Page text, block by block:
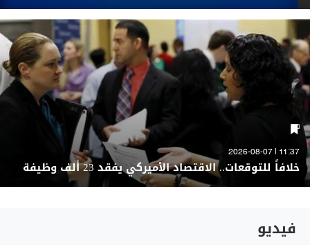
11:37 | 2026-08-07
خلافاً للتوقعات.. الاقتصاد الأميركي يفقد 23 ألف وظيفة
فيديو